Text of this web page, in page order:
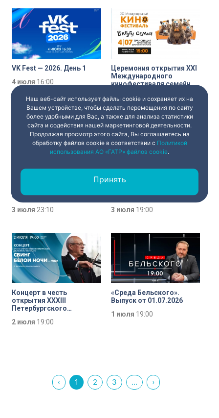
VK Fest — 2026. День 1
4 июля 16:00
Церемония открытия XXI
Международного
кинофестиваля семейных
кругу семьи» в Ярославле
4 июля15:00
Санкт-Петербурга в
эфире программы «В
ритме Петербурга»
3 июля 23:10
Концерт в рамках XXXIII
джазового фестиваля
«Свинг белой ночи —
2026»
3 июля 19:00
Концерт в честь
открытия XXXIII
Петербургского
«Свинг белой ночи —
2 июля 19:00
«Среда Бельского».
Выпуск от 01.07.2026
1 июля 19:00
‹ 1 2 3 ... ›
Наш веб-сайт использует файлы cookie и сохраняет их на
Вашем устройстве, чтобы сделать перемещения по сайту
более удобными для Вас, а также для анализа статистики
сайта и содействия нашей маркетинговой деятельности.
Продолжая просмотр этого сайта, Вы соглашаетесь на
обработку файлов cookie в соответствии с Политикой
использования АО «ГАТР» файлов cookie.
Принять